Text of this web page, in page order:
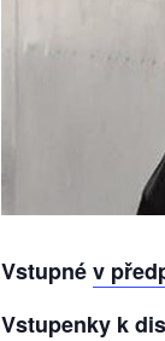
Vstupnév
Vstupenky k